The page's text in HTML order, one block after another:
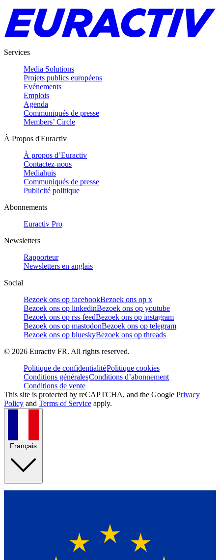
Services
Media Solutions
Projets publics européens
Evénements
Emplois
Agenda
Communiqués de presse
Members’ Circle
À Propos d'Euractiv
À propos d’Euractiv
Contactez-nous
Mediahuis
Communiqués de presse
Publicité politique
Abonnements
Euractiv Pro
Newsletters
Rapporteur
Newsletters en anglais
Social
Bezoek ons op facebookBezoek ons op x
Bezoek ons op linkedinBezoek ons op youtube
Bezoek ons op rss-feedBezoek ons op instagram
Bezoek ons op mastodonBezoek ons op telegram
Bezoek ons op blueskyBezoek ons op threads
© 2026 Euractiv FR. All rights reserved.
Politique de confidentialitéPolitique cookies
Conditions généralesConditions d’abonnement
Conditions de vente
This site is protected by reCAPTCHA, and the Google Privacy
Policy and Terms of Service apply.
Français